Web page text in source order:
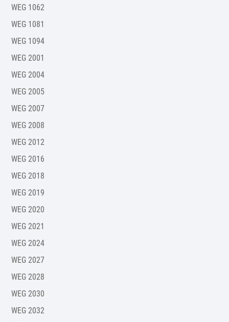
WEG 1062
WEG 1081
WEG 1094
WEG 2001
WEG 2004
WEG 2005
WEG 2007
WEG 2008
WEG 2012
WEG 2016
WEG 2018
WEG 2019
WEG 2020
WEG 2021
WEG 2024
WEG 2027
WEG 2028
WEG 2030
WEG 2032